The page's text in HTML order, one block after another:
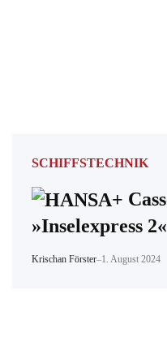
SCHIFFSTECHNIK
»Inselexpress
Krischan Förster–1. August 2024